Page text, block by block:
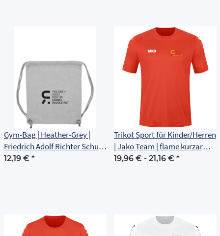
Gym-Bag | Heather-Grey |
Friedrich Adolf Richter Schule
Rudolstadt
12,19 € *
Trikot Sport für Kinder/Herren
| Jako Team | flame kurzarm |
Friedrich Adolf Richter Schule
19,96 € - 21,16 € *